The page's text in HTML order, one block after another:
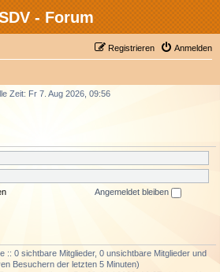
- Forum
Anmelden
Registrieren
Zeit: Fr 7. Aug 2026, 09:56
Angemeldet bleiben
:: 0 sichtbare Mitglieder, 0 unsichtbare Mitglieder und
Besuchern der letzten 5 Minuten)